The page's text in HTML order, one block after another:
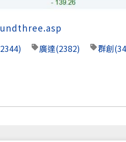
廣達(2382) 群創